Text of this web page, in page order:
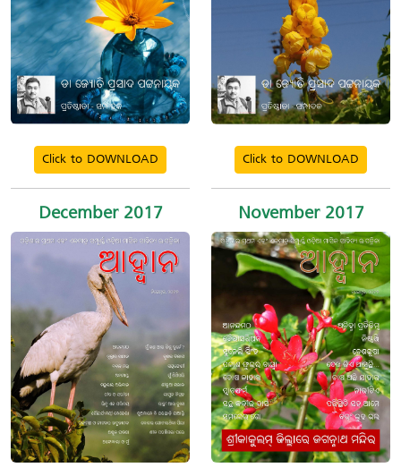
Click to DOWNLOAD Click to DOWNLOAD
December 2017 November 2017